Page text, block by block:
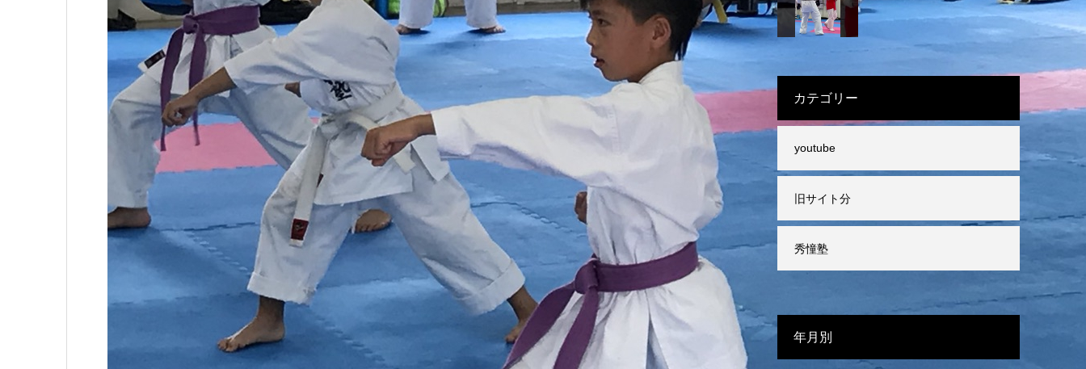
カテゴリー
youtube
旧サイト分
秀憧塾
年月別